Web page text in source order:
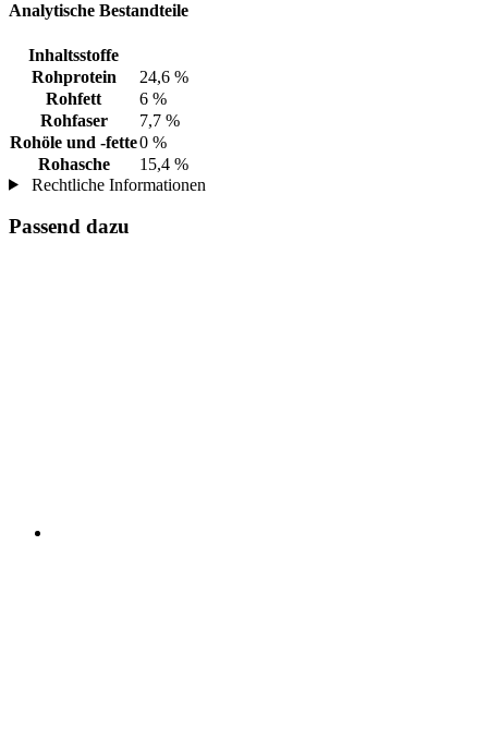
Analytische Bestandteile
Inhaltsstoffe
Rohprotein
24,6 %
Rohfett
6 %
Rohfaser
7,7 %
Rohöle und -fette0 %
Rohasche
15,4 %
Rechtliche Informationen
Passend dazu